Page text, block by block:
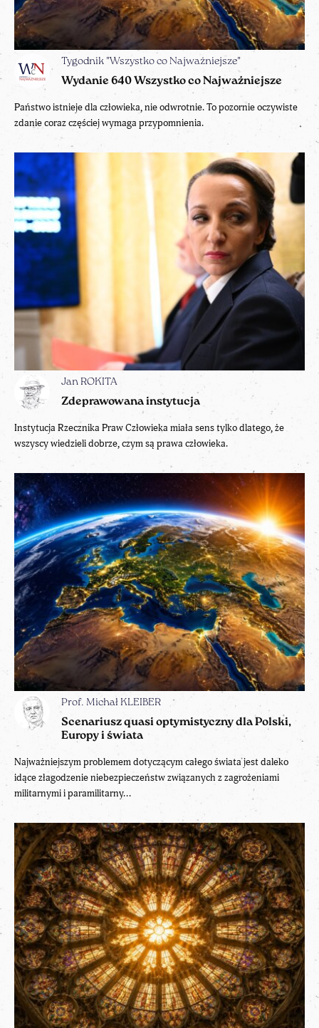
Tygodnik "Wszystko co Najważniejsze"
Wydanie 640 Wszystko co Najważniejsze
Państwo istnieje dla człowieka, nie odwrotnie. To pozornie oczywiste
zdanie coraz częściej wymaga przypomnienia.
Jan ROKITA
Zdeprawowana instytucja
Instytucja Rzecznika Praw Człowieka miała sens tylko dlatego, że
wszyscy wiedzieli dobrze, czym są prawa człowieka.
Prof. Michał KLEIBER
Scenariusz quasi optymistyczny dla Polski,
Europy i świata
Najważniejszym problemem dotyczącym całego świata jest daleko
idące złagodzenie niebezpieczeństw związanych z zagrożeniami
militarnymi i paramilitarny...